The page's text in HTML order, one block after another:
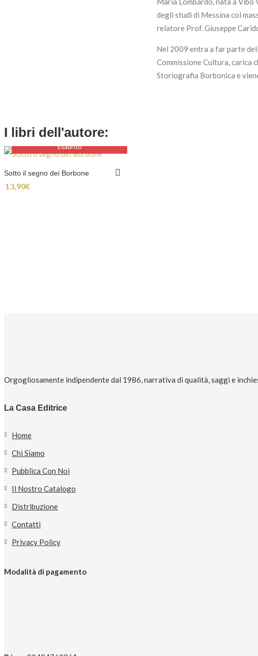
degli studi di Messina col
relatore Prof. Giuseppe
Nel 2009 entra a far parte
Commissione Cultura, carica
Storiografia Borbonica e
I libri dell'autore:
Esaurito
Esaurito
Sotto il segno dei Borbone
13,90€
Orgogliosamente indipendente dal 1986, narrativa di qualità, saggi e
La Casa Editrice
Home
Chi Siamo
Pubblica Con Noi
Il Nostro Catalogo
Distribuzione
Contatti
Privacy Policy
Modalità di pagamento